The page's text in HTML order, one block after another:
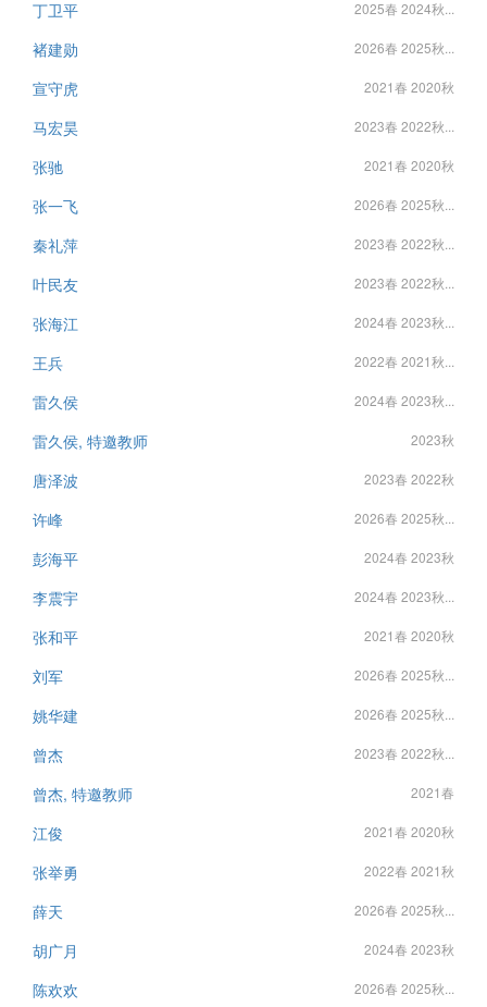
丁卫平 2025春 2024秋...
褚建勋 2026春 2025秋...
宣守虎 2021春 2020秋
马宏昊 2023春 2022秋...
张驰 2021春 2020秋
张一飞 2026春 2025秋...
秦礼萍 2023春 2022秋...
叶民友 2023春 2022秋...
张海江 2024春 2023秋...
王兵 2022春 2021秋...
雷久侯 2024春 2023秋...
雷久侯, 特邀教师 2023秋
唐泽波 2023春 2022秋
许峰 2026春 2025秋...
彭海平 2024春 2023秋
李震宇 2024春 2023秋...
张和平 2021春 2020秋
刘军 2026春 2025秋...
姚华建 2026春 2025秋...
曾杰 2023春 2022秋...
曾杰, 特邀教师 2021春
江俊 2021春 2020秋
张举勇 2022春 2021秋
薛天 2026春 2025秋...
胡广月 2024春 2023秋
陈欢欢 2026春 2025秋...